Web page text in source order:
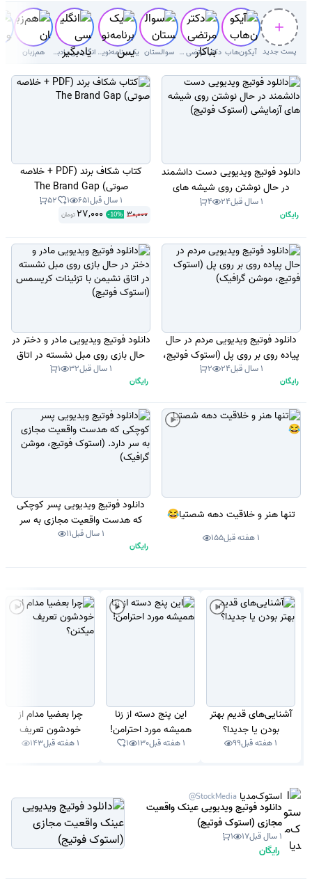
پست جدید آیکون‌هاب دکتر مرتضی بناکار سوالستان یک برنامه‌نویس انگلیسی یادبگیر هم‌زبان
دانلود فوتیج ویدیویی دست دانشمند
در حال نوشتن روی شیشه های
آزمایشی (استوک فوتیج)
1 سال قبل 24
4
رایگان
کتاب شکاف برند (PDF + خلاصه
صوتی) The Brand Gap
1 سال قبل 651
1
52
30,000
-10%
27,000 تومان
دانلود فوتیج ویدیویی مردم در حال
پیاده روی بر روی پل (استوک فوتیج،
موشن گرافیک) 1 سال قبل 24
2
رایگان
دانلود فوتیج ویدیویی مادر و دختر در
حال بازی روی مبل نشسته در اتاق
نشیمن با تزئینات کریسمس (استوک
1 سال قبل 32
1
رایگان
تنها هنر و خلاقیت دهه شصتیا😂
1 هفته قبل 155
دانلود فوتیج ویدیویی پسر کوچکی
که هدست واقعیت مجازی به سر
دارد. (استوک فوتیج، موشن گرافیک)
1 سال قبل 11
رایگان
آشنایی‌های قدیم بهتر
بودن یا جدیدا؟
1 هفته قبل 99
این پنج دسته از زنا
همیشه مورد احترامن!
1 هفته قبل 130
1
چرا بعضیا مدام از
خودشون تعریف
میکنن؟
1 هفته قبل 143
استوک‌مدیا @StockMedia
دانلود فوتیج ویدیویی عینک واقعیت
مجازی (استوک فوتیج)
1 سال قبل 17
1
رایگان